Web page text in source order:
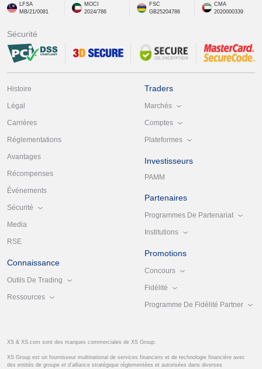
LFSA
MB/21/0081
MOCI
2024/786
FSC
GB25204786
CMA
2020000339
Sécurité
Histoire
Légal
Carrières
Réglementations
Avantages
Récompenses
Événements
Sécurité
Media
RSE
Connaissance
Outils De Trading
Ressources
Traders
Marchés
Comptes
Plateformes
Investisseurs
PAMM
Partenaires
Programmes De Partenariat
Institutions
Promotions
Concours
Fidélité
Programme De Fidélité Partner
XS & XS.com sont des marques commerciales de XS Group.
XS Group est un fournisseur multinational de services financiers et de technologie financière avec
des entités de groupe et d’alliance stratégique réglementées et autorisées dans diverses